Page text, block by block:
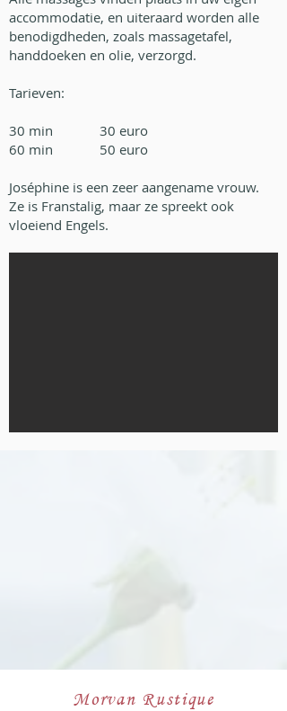
accommodatie, en uiteraard worden alle
benodigdheden, zoals massagetafel,
handdoeken en olie, verzorgd.
Tarieven:
30 min 30 euro
60 min 50 euro
Joséphine is een zeer aangename vrouw.
Ze is Franstalig, maar ze spreekt ook
vloeiend Engels.
Morvan Rustique